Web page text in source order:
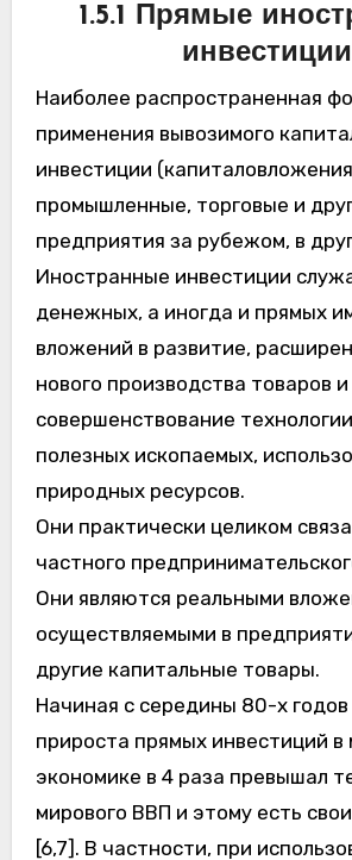
1.5.1 Прямые
инвестиции
Наиболее распространенная
применения вывозимого
инвестиции
промышленные, торговые и
предприятия за рубежом, в
Иностранные инвестиции
денежных, а иногда и прямых
вложений в развитие,
нового производства товаров и
совершенствование
полезных ископаемых,
природных ресурсов.
Они практически целиком
частного
Они являются реальными
осуществляемыми в
другие капитальные товары.
Начиная с середины 80-х
прироста прямых инвестиций в
экономике в 4 раза превышал
мирового BBП и этому есть
[6,7]. В частности, при